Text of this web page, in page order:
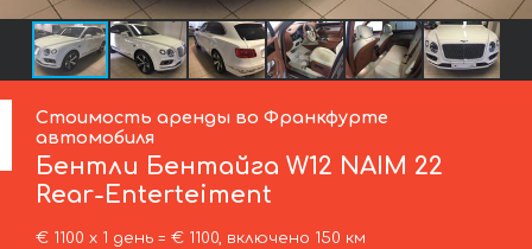
Стоимость аренды во Франкфурте
автомобиля
Бентли Бентайга W12 NAIM 22
Rear-Enterteiment
€ 1100 х 1 день = € 1100, включено 150 км